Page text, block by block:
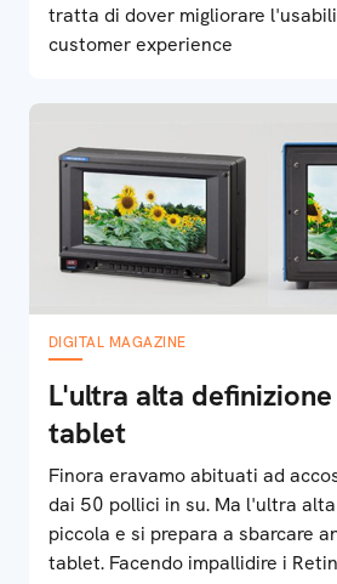
tratta di dover migliorare
customer experience
DIGITAL MAGAZINE
L'ultra alta
tablet
Finora eravamo abituati ad
dai 50 pollici in su. Ma l'ultra
piccola e si prepara a sbarcare
tablet. Facendo impallidire i